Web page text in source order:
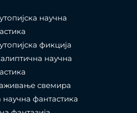
научна
фикција
научна
свемира
фантастика